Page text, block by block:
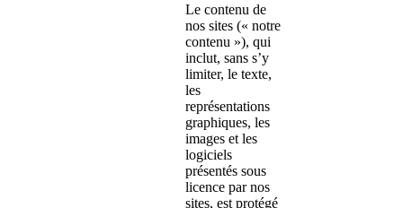
Le contenu de
nos sites (« notre
contenu »), qui
inclut, sans s’y
limiter, le texte,
les
représentations
graphiques, les
images et les
logiciels
présentés sous
licence par nos
sites, est protégé